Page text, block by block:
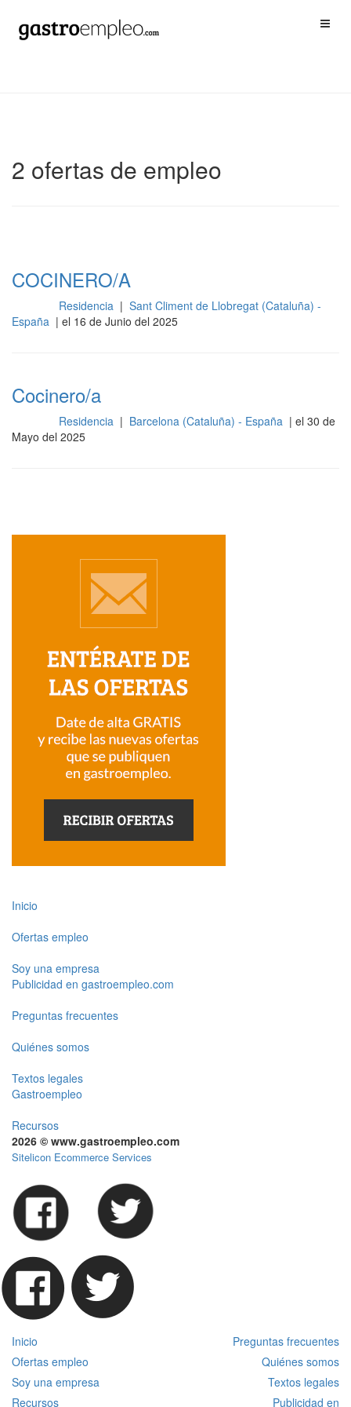
2 ofertas de empleo
COCINERO/A
Residencia | Sant Climent de Llobregat (Cataluña) -
España | el 16 de Junio del 2025
Cocinero/a
Residencia | Barcelona (Cataluña) - España | el 30 de
Mayo del 2025
Inicio
Ofertas empleo
Soy una empresa
Publicidad en gastroempleo.com
Preguntas frecuentes
Quiénes somos
Textos legales
Gastroempleo
Recursos
2026 © www.gastroempleo.com
Sitelicon Ecommerce Services
Inicio
Preguntas frecuentes
Ofertas empleo
Quiénes somos
Soy una empresa
Textos legales
Recursos
Publicidad en